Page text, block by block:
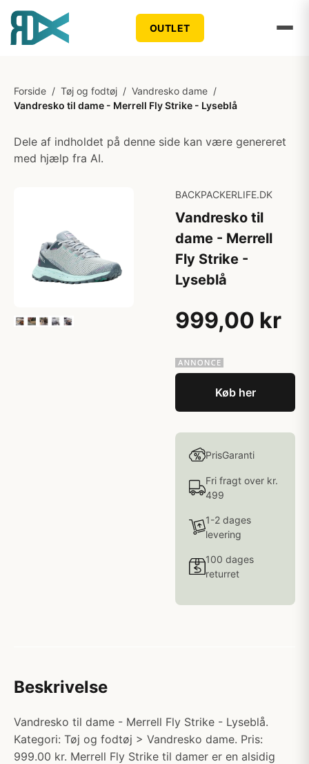
OUTLET
Forside / Tøj og fodtøj / Vandresko dame /
Vandresko til dame - Merrell Fly Strike - Lyseblå
Dele af indholdet på denne side kan være genereret
med hjælp fra AI.
BACKPACKERLIFE.DK
Vandresko til
dame - Merrell
Fly Strike -
Lyseblå
999,00 kr
Køb her
PrisGaranti
Fri fragt over kr.
499
1-2 dages
levering
100 dages
returret
Beskrivelse
Vandresko til dame - Merrell Fly Strike - Lyseblå.
Kategori: Tøj og fodtøj > Vandresko dame. Pris:
999.00 kr. Merrell Fly Strike til damer er en alsidig